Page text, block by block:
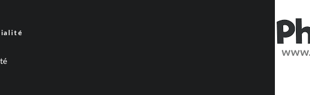
Avez vous besoin absolument du 3g ou le wifi ne vous suffirait il pas ?